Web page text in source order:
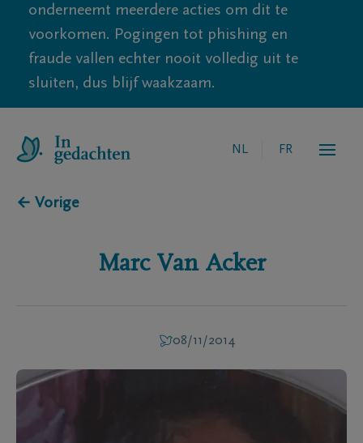
onderneemt meerdere acties om dit te
voorkomen. Pogingen tot phishing en
fraude vallen echter nooit volledig uit te
sluiten, dus blijf waakzaam.
NL FR
← Vorige
Marc Van Acker
08/11/2014